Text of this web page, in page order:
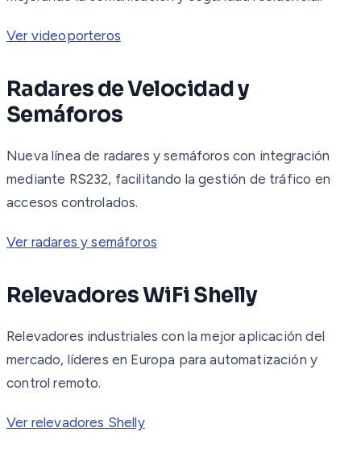
Ver videoporteros
Radares de Velocidad y
Semáforos
Nueva línea de radares y semáforos con integración
mediante RS232, facilitando la gestión de tráfico en
accesos controlados.
Ver radares y semáforos
Relevadores WiFi Shelly
Relevadores industriales con la mejor aplicación del
mercado, líderes en Europa para automatización y
control remoto.
Ver relevadores Shelly